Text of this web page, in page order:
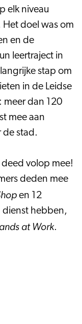
elk niveau
doel was om
en de
leertraject in
stap om
in de Leidse
meer dan 120
mee aan
de stad.
volop mee!
deden mee
en 12
dienst hebben,
at Work.